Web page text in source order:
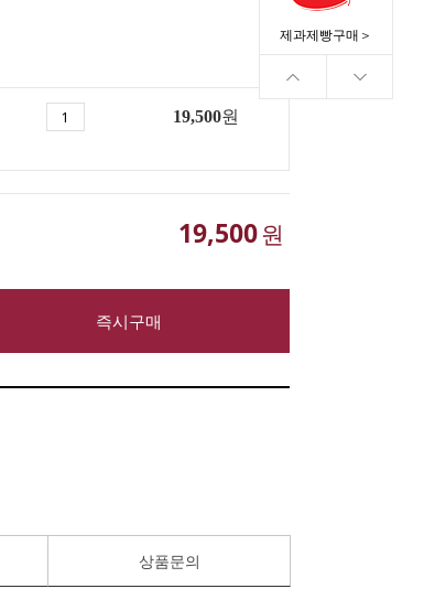
제과제빵구매＞
19,500원
19,500원
즉시구매
상품문의